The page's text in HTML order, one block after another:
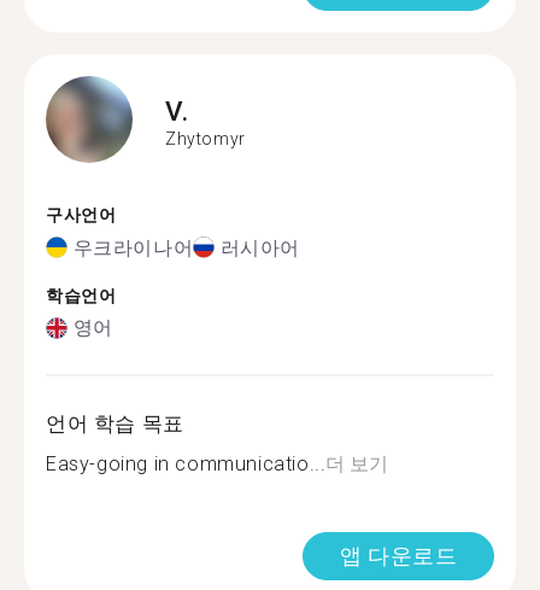
V.
Zhytomyr
구사언어
우크라이나어 러시아어
학습언어
영어
언어 학습 목표
Easy-going in communicatio...더 보기
앱 다운로드